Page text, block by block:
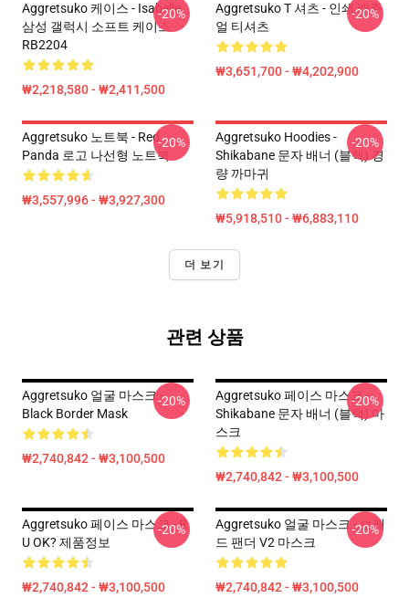
Aggretsuko 케이스 - Isabelle
삼성 갤럭시 소프트 케이스
RB2204
₩2,218,580 - ₩2,411,500
-20%
Aggretsuko T 셔츠 - 인쇄 캐주
얼 티셔츠
₩3,651,700 - ₩4,202,900
-20%
Aggretsuko 노트북 - Red
Panda 로고 나선형 노트북
₩3,557,996 - ₩3,927,300
-20%
Aggretsuko Hoodies -
Shikabane 문자 배너 (블랙) 경
량 까마귀
₩5,918,510 - ₩6,883,110
-20%
더 보기
관련 상품
Aggretsuko 얼굴 마스크 -
Black Border Mask
₩2,740,842 - ₩3,100,500
-20%
Aggretsuko 페이스 마스크 -
Shikabane 문자 배너 (블랙) 마
스크
₩2,740,842 - ₩3,100,500
-20%
Aggretsuko 페이스 마스크 - R
U OK? 제품정보
₩2,740,842 - ₩3,100,500
-20%
Aggretsuko 얼굴 마스크 - 보레
드 팬더 V2 마스크
₩2,740,842 - ₩3,100,500
-20%